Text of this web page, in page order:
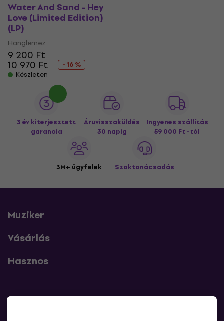
Water And Sand - Hey
Love (Limited Edition)
(LP)
Hanglemez
9 200 Ft
10 970 Ft
- 16 %
Készleten
3 év kiterjesztett
garancia
Áruvisszaküldés
30 napig
Ingyenes szállítás
59 000 Ft -tól
3M+ ügyfelek Szaktanácsadás
Muziker
Vásárlás
Hasznos